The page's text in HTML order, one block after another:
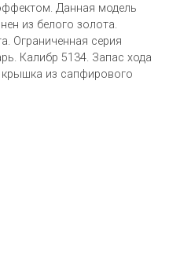
Данная модель
из белого золота.
Ограниченная серия
Калибр 5134. Запас хода
из сапфирового